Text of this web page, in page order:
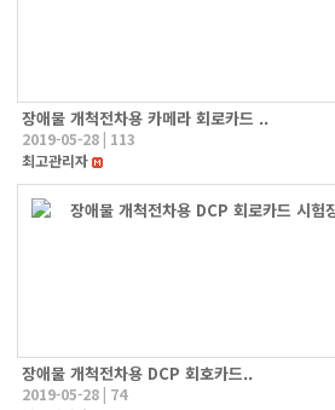
장애물 개척전차용 카메라 회로카드 ..
2019-05-28 | 113
최고관리자
장애물 개척전차용 DCP 회호카드..
2019-05-28 | 74